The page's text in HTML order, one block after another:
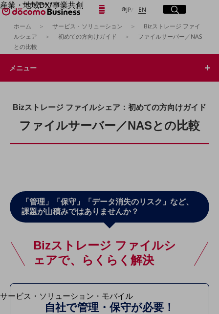
メニュー
産業・地域DX/事業共創
OPEN HUB for Plural Futures
自律・分散・協調型社会の実現を目指し、
「社会可能性」を探究・実装する事業共創エコシステムです。
OPEN HUB for Plural Futuresとは
記事コンテンツ
産業・地域DXプラットフォーマーとして
企業と地域が持続成長する社会を目指します
Smart City
Smart Education
地域の取り組み
地域社会を支える皆さまと地域課題の解決や
地域経済のさらなる活性化に取り組みます
LGPF(Local Government Platform)
サービス・ソリューション・モバイル
サービス・ソリューションTOP
JP日本語
ENEnglishサイト内検索
開く
メニュー
開く
フリーワードを入力して探す
フリーワードでNTTドコモビジネスの
取り組みを検索
ホーム サービス・ソリューション
Bizストレージ ファイ
ルシェア
初めての方向けガイド
ファイルサーバー／NAS
との比較
Bizストレージ ファイルシェア：初めての方向けガイド
ファイルサーバー／NASとの比較
「管理」「保守」「データ消失のリスク」など、
課題が山積みではありませんか？
Bizストレージ ファイルシ
ェアで、らくらく解決
自社で管理・保守が必要！